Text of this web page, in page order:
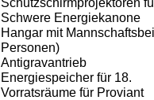
Schutzschirmprojektoren
Schwere Energiekanone
Hangar mit
Personen)
Antigravantrieb
Energiespeicher für 18.
Vorratsräume für Proviant